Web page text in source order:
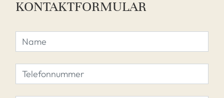
KONTAKTFORMULAR